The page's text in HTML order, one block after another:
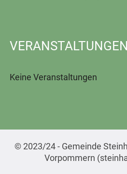
VERANSTALTUNGEN
Keine Veranstaltungen
© 2023/24 - Gemeinde
Vorpommern